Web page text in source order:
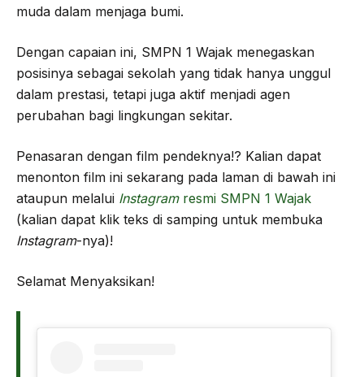
muda dalam menjaga bumi.
Dengan capaian ini, SMPN 1 Wajak menegaskan
posisinya sebagai sekolah yang tidak hanya unggul
dalam prestasi, tetapi juga aktif menjadi agen
perubahan bagi lingkungan sekitar.
Penasaran dengan film pendeknya!? Kalian dapat
menonton film ini sekarang pada laman di bawah ini
ataupun melalui Instagramresmi SMPN 1 Wajak
(kalian dapat klik teks di samping untuk membuka
Instagram-nya)!
Selamat Menyaksikan!